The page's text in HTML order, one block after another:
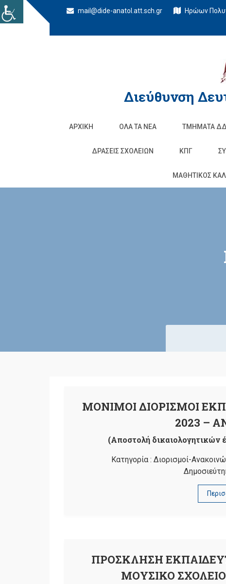
mail@dide-anatol.att.sch.gr Ηρώων
Διεύθυνση
ΑΡΧΙΚΉ ΌΛΑ ΤΑ ΝΈΑ ΤΜΉΜΑΤΑ
ΔΡΆΣΕΙΣ ΣΧΟΛΕΊΩΝ ΚΠΓ
ΜΑΘΗΤΙΚΟΣ
ΜΟΝΙΜΟΙ ΔΙΟΡΙΣΜΟΙ
2023 –
(Αποστολή δικαιολογητικών
Κατηγορία : Διορισμοί-
ΠΡΟΣΚΛΗΣΗ
ΜΟΥΣΙΚΟ